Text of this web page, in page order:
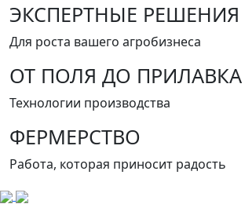
ЭКСПЕРТНЫЕ РЕШЕНИЯ
Для роста вашего агробизнеса
ОТ ПОЛЯ ДО ПРИЛАВКА
Технологии производства
ФЕРМЕРСТВО
Работа, которая приносит радость